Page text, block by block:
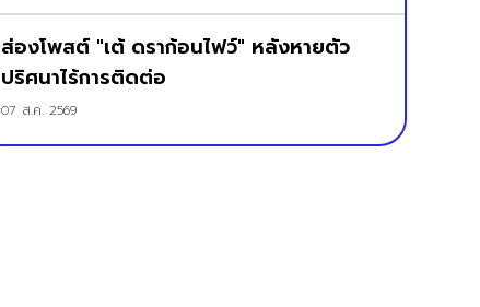
ส่องโพสต์ "เต้ ดราก้อนไฟว์" หลังหายตัว
ปริศนาไร้การติดต่อ
07 ส.ค. 2569